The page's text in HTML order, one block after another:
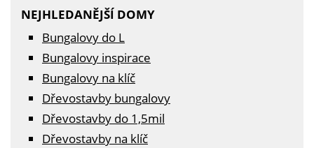
NEJHLEDANĚJŠÍ DOMY
Bungalovy do L
Bungalovy inspirace
Bungalovy na klíč
Dřevostavby bungalovy
Dřevostavby do 1,5mil
Dřevostavby na klíč